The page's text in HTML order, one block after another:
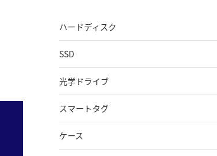
ハードディスク
SSD
光学ドライブ
スマートタグ
ケース